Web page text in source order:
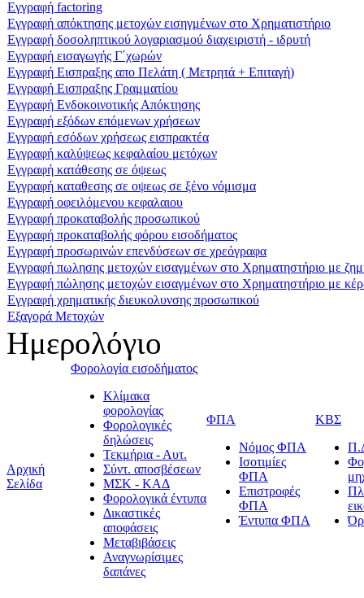
Εγγραφή factoring
Εγγραφή απόκτησης μετοχών εισηγμένων στο Χρηματιστήριο
Εγγραφή δοσοληπτικού λογαριασμού διαχειριστή - ιδρυτή
Εγγραφή εισαγωγής Γ΄χωρών
Εγγραφή Εισπραξης απο Πελάτη ( Μετρητά + Επιταγή)
Εγγραφή Εισπραξης Γραμματίου
Εγγραφή Ενδοκοινοτικής Απόκτησης
Εγγραφή εξόδων επόμενων χρήσεων
Εγγραφή εσόδων χρήσεως εισπρακτέα
Εγγραφή καλύψεως κεφαλαίου μετόχων
Εγγραφή κατάθεσης σε όψεως
Εγγραφή καταθεσης σε οψεως σε ξένο νόμισμα
Εγγραφή οφειλόμενου κεφαλαιου
Εγγραφή προκαταβολής προσωπικού
Εγγραφή προκαταβολής φόρου εισοδήματος
Εγγραφή προσωρινών επενδύσεων σε χρεόγραφα
Εγγραφή πωλησης μετοχών εισαγμένων στο Χρηματηστήριο με
Εγγραφή πώλησης μετοχών εισαγμένων στο Χρηματηστήριο με
Εγγραφή χρηματικής διευκολυνσης προσωπικού
Εξαγορά Μετοχών
Ημερολόγιο
Αρχική
Σελίδα
Φορολογία εισοδήματος
Κλίμακα
φορολογίας
Φορολογικές
δηλώσεις
Τεκμήρια - Αυτ.
Σύντ. αποσβέσεων
ΜΣΚ - ΚΑΔ
Φορολογικά έντυπα
Δικαστικές
αποφάσεις
Μεταβιβάσεις
Αναγνωρίσιμες
δαπάνες
ΦΠΑ
Νόμος ΦΠΑ
Ισοτιμίες
ΦΠΑ
Επιστροφές
ΦΠΑ
Έντυπα ΦΠΑ
ΚΒΣ